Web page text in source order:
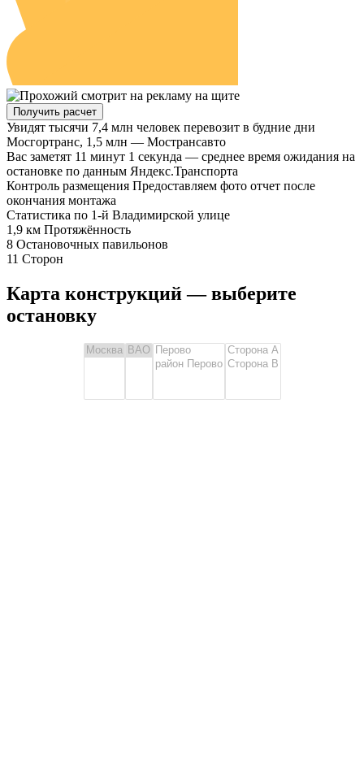
Получить расчет
Увидят тысячи 7,4 млн человек перевозит в будние дни
Мосгортранс, 1,5 млн — Мострансавто
Вас заметят 11 минут 1 секунда — среднее время ожидания на
остановке по данным Яндекс.Транспорта
Контроль размещения Предоставляем фото отчет после
окончания монтажа
Статистика по 1-й Владимирской улице
1,9 км Протяжённость
8 Остановочных павильонов
11 Сторон
Карта конструкций — выберите
остановку